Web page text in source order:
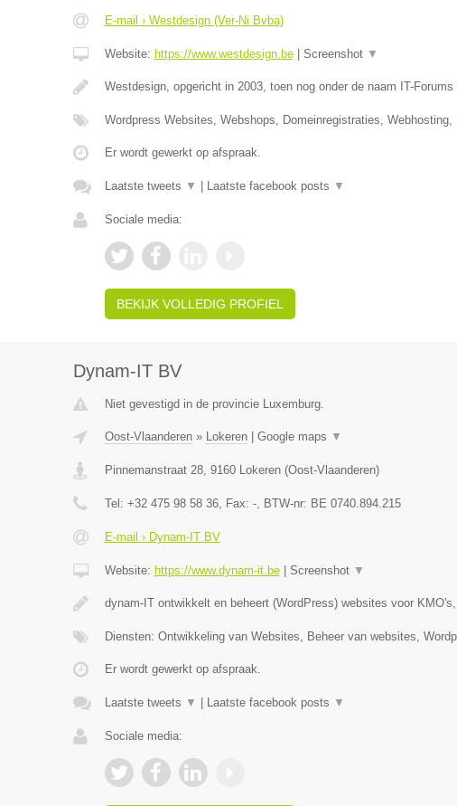
E-mail › Westdesign (Ver-Ni Bvba)
Website: https://www.westdesign.be| Screenshot ▼
Westdesign, opgericht in 2003, toen nog onder de naam IT-Forums
Wordpress Websites, Webshops, Domeinregistraties, Webhosting,
Er wordt gewerkt op afspraak.
Laatste tweets ▼ Laatste facebook posts ▼
Sociale media:
BEKIJK VOLLEDIG PROFIEL
Dynam-IT BV
Niet gevestigd in de provincie Luxemburg.
Oost-Vlaanderen» Lokeren| Google maps ▼
Pinnemanstraat 28, 9160 Lokeren(Oost-Vlaanderen)
Tel: +32 475 98 58 36, Fax: -, BTW-nr: BE 0740.894.215
E-mail › Dynam-IT BV
Website: https://www.dynam-it.be| Screenshot ▼
dynam-IT ontwikkelt en beheert (WordPress) websites voor KMO's,
Diensten: Ontwikkeling van Websites, Beheer van websites,
Er wordt gewerkt op afspraak.
Laatste tweets ▼ Laatste facebook posts ▼
Sociale media: